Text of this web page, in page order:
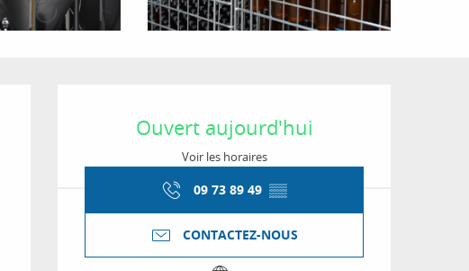
Ouverture et
Ouvert aujourd'hui
Voir les horaires
09 73 89 49 ▒▒
CONTACTEZ-NOUS